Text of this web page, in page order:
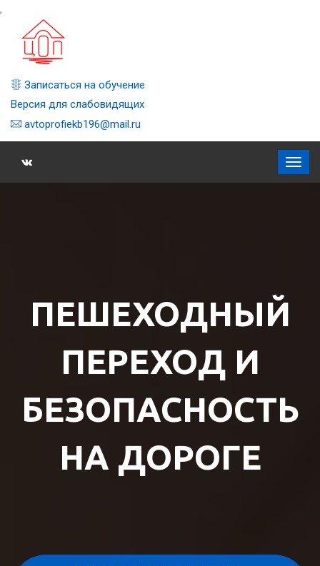
,
Записаться на обучение
Версия для слабовидящих
avtoprofiekb196@mail.ru
ПЕШЕХОДНЫЙ
ПЕРЕХОД И
БЕЗОПАСНОСТЬ
НА ДОРОГЕ